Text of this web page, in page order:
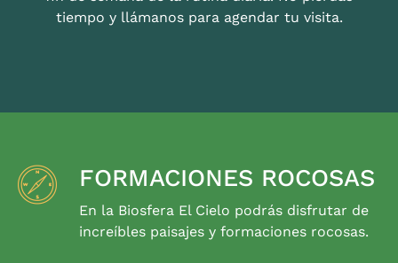
tiempo y llámanos para agendar tu visita.
FORMACIONES ROCOSAS
En la Biosfera El Cielo podrás disfrutar de
increíbles paisajes y formaciones rocosas.